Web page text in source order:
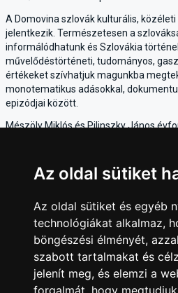
A Domovina szlovák kulturális,
jelentkezik. Természetesen a
informálódhatunk és Szlovákia
művelődéstörténeti, tudományos,
értékeket szívhatjuk magunkba
monotematikus adásokkal,
epizódjai között.
Mészöly Miklós és Pilinszky János
Természetesen a gasztronómia sem
különlegességeivel ismerkedhetünk
kirándulási lehetőségekről,
Az oldal sütiket
Az oldal sütiket és egyéb
technológiákat alkalmaz,
böngészési élményét,
szabott tartalmakat és
jelenít meg, és elemzi a
forgalmát, hogy